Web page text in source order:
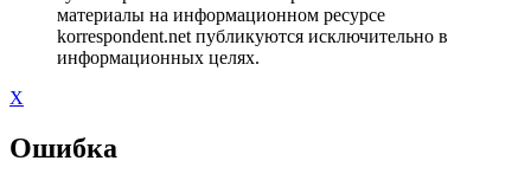
материалы на информационном ресурсе
korrespondent.net публикуются исключительно в
информационных целях.
X
Ошибка